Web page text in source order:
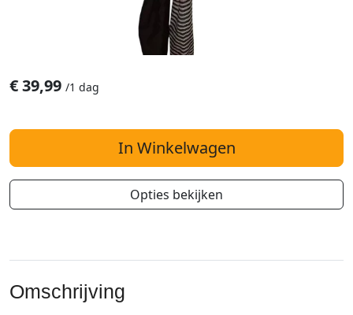
€39,99 /1 dag
In Winkelwagen
Opties bekijken
Omschrijving